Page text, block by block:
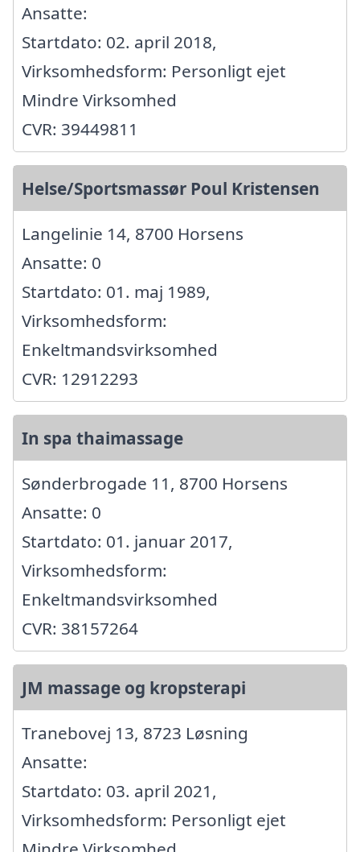
Ansatte:
Startdato: 02. april 2018,
Virksomhedsform: Personligt ejet
Mindre Virksomhed
CVR: 39449811
Helse/Sportsmassør Poul Kristensen
Langelinie 14, 8700 Horsens
Ansatte: 0
Startdato: 01. maj 1989,
Virksomhedsform:
Enkeltmandsvirksomhed
CVR: 12912293
In spa thaimassage
Sønderbrogade 11, 8700 Horsens
Ansatte: 0
Startdato: 01. januar 2017,
Virksomhedsform:
Enkeltmandsvirksomhed
CVR: 38157264
JM massage og kropsterapi
Tranebovej 13, 8723 Løsning
Ansatte:
Startdato: 03. april 2021,
Virksomhedsform: Personligt ejet